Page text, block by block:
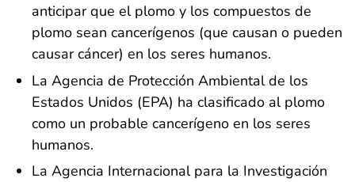
anticipar que el plomo y los compuestos de
plomo sean cancerígenos (que causan o pueden
causar cáncer) en los seres humanos.
La Agencia de Protección Ambiental de los
Estados Unidos (EPA) ha clasificado al plomo
como un probable cancerígeno en los seres
humanos.
La Agencia Internacional para la Investigación